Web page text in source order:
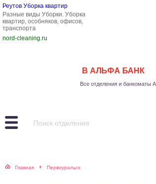
Реутов Уборка квартир
Разные виды Уборки. Уборка
квартир, особняков, офисов,
транспорта
nord-cleaning.ru
В АЛЬФА БАНК
Все отделения и банкоматы
Главная Первоуральск